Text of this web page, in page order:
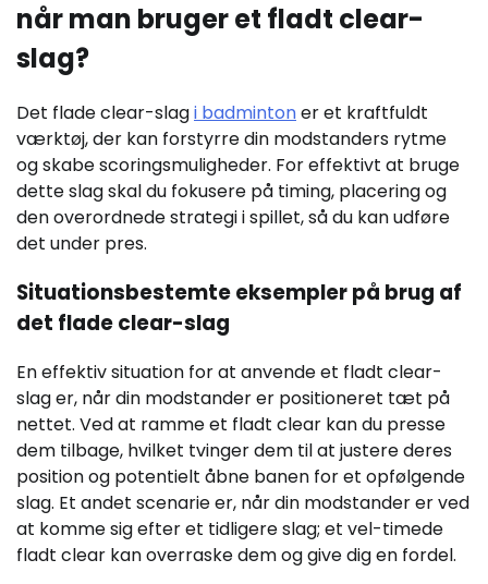
når man bruger et fladt clear-
slag?
Det flade clear-slagi badmintoner et kraftfuldt
værktøj, der kan forstyrre din modstanders rytme
og skabe scoringsmuligheder. For effektivt at bruge
dette slag skal du fokusere på timing, placering og
den overordnede strategi i spillet, så du kan udføre
det under pres.
Situationsbestemte eksempler på brug af
det flade clear-slag
En effektiv situation for at anvende et fladt clear-
slag er, når din modstander er positioneret tæt på
nettet. Ved at ramme et fladt clear kan du presse
dem tilbage, hvilket tvinger dem til at justere deres
position og potentielt åbne banen for et opfølgende
slag. Et andet scenarie er, når din modstander er ved
at komme sig efter et tidligere slag; et vel-timede
fladt clear kan overraske dem og give dig en fordel.